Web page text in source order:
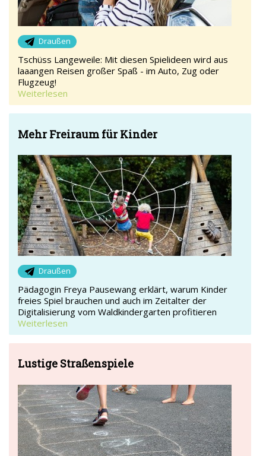
Draußen
Tschüss Langeweile: Mit diesen Spielideen wird aus
laaangen Reisen großer Spaß - im Auto, Zug oder
Flugzeug!
Weiterlesen
Mehr Freiraum für Kinder
Draußen
Pädagogin Freya Pausewang erklärt, warum Kinder
freies Spiel brauchen und auch im Zeitalter der
Digitalisierung vom Waldkindergarten profitieren
Weiterlesen
Lustige Straßenspiele